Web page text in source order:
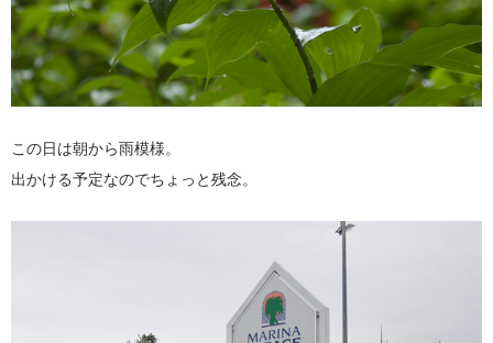
この日は朝から雨模様。
出かける予定なのでちょっと残念。